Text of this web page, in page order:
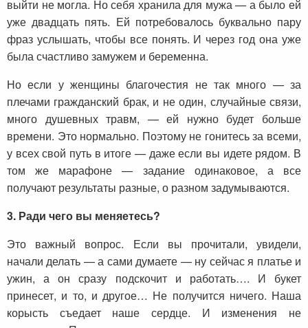
выйти не могла. Но себя хранила для мужа — а было ей
уже двадцать пять. Ей потребовалось буквально пару
фраз услышать, чтобы все понять. И через год она уже
была счастливо замужем и беременна.
Но если у женщины благочестия не так много — за
плечами гражданский брак, и не один, случайные связи,
много душевных травм, — ей нужно будет больше
времени. Это нормально. Поэтому не гонитесь за всеми,
у всех свой путь в итоге — даже если вы идете рядом. В
том же марафоне — задание одинаковое, а все
получают результаты разные, о разном задумываются.
3. Ради чего вы меняетесь?
Это важный вопрос. Если вы прочитали, увидели,
начали делать — а сами думаете — ну сейчас я платье и
ужин, а он сразу подскочит и работать…. И букет
принесет, и то, и другое… Не получится ничего. Наша
корысть съедает наше сердце. И изменения не